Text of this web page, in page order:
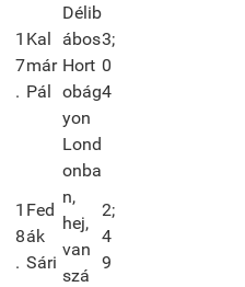
1
7
.
Kal
már
Pál
Délib
ábos
Hort
obág
yon
3;
0
4
1
8
.
Fed
ák
Sári
Lond
onba
n,
hej,
van
szá
2;
4
9